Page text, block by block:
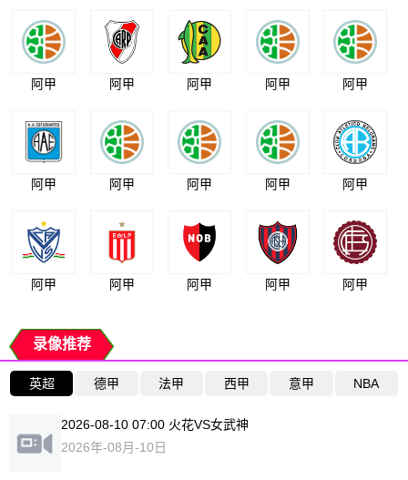
阿甲 阿甲 阿甲 阿甲 阿甲
阿甲 阿甲 阿甲 阿甲 阿甲
阿甲 阿甲 阿甲 阿甲 阿甲
录像推荐
英超 德甲 法甲 西甲 意甲 NBA
2026-08-10 07:00 火花VS女武神
2026年-08月-10日